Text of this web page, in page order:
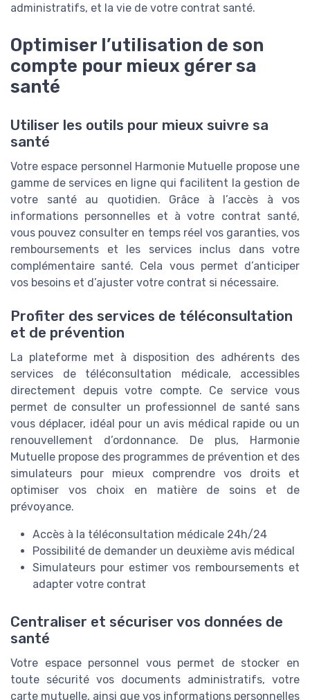
administratifs, et la vie de votre contrat santé.
Optimiser l’utilisation de son
compte pour mieux gérer sa
santé
Utiliser les outils pour mieux suivre sa
santé
Votre espace personnel Harmonie Mutuelle propose une
gamme de services en ligne qui facilitent la gestion de
votre santé au quotidien. Grâce à l’accès à vos
informations personnelles et à votre contrat santé,
vous pouvez consulter en temps réel vos garanties, vos
remboursements et les services inclus dans votre
complémentaire santé. Cela vous permet d’anticiper
vos besoins et d’ajuster votre contrat si nécessaire.
Profiter des services de téléconsultation
et de prévention
La plateforme met à disposition des adhérents des
services de téléconsultation médicale, accessibles
directement depuis votre compte. Ce service vous
permet de consulter un professionnel de santé sans
vous déplacer, idéal pour un avis médical rapide ou un
renouvellement d’ordonnance. De plus, Harmonie
Mutuelle propose des programmes de prévention et des
simulateurs pour mieux comprendre vos droits et
optimiser vos choix en matière de soins et de
prévoyance.
Accès à la téléconsultation médicale 24h/24
Possibilité de demander un deuxième avis médical
Simulateurs pour estimer vos remboursements et
adapter votre contrat
Centraliser et sécuriser vos données de
santé
Votre espace personnel vous permet de stocker en
toute sécurité vos documents administratifs, votre
carte mutuelle, ainsi que vos informations personnelles